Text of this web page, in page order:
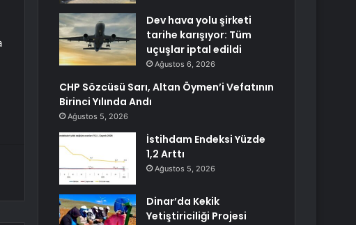
Dev hava yolu şirketi
tarihe karışıyor: Tüm
uçuşlar iptal edildi
Ağustos 6, 2026
CHP Sözcüsü Sarı, Altan Öymen’i Vefatının
Birinci Yılında Andı
Ağustos 5, 2026
İstihdam Endeksi Yüzde
1,2 Arttı
Ağustos 5, 2026
Dinar’da Kekik
Yetiştiriciliği Projesi